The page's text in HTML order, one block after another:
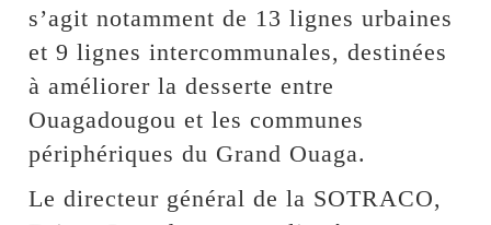
s’agit notamment de 13 lignes urbaines
et 9 lignes intercommunales, destinées
à améliorer la desserte entre
Ouagadougou et les communes
périphériques du Grand Ouaga.
Le directeur général de la SOTRACO,